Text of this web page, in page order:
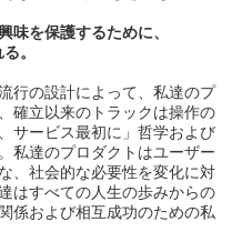
味を保護するために、
。
行の設計によって、私達のプ
確立以来のトラックは操作の
サービス最初に」哲学および
私達のプロダクトはユーザー
、社会的な必要性を変化に対
はすべての人生の歩みからの
係および相互成功のための私